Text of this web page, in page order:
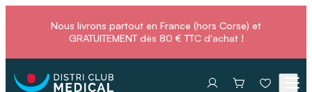
Nous livrons partout en France (hors Corse) et
GRATUITEMENT dès 80 € TTC d'achat !